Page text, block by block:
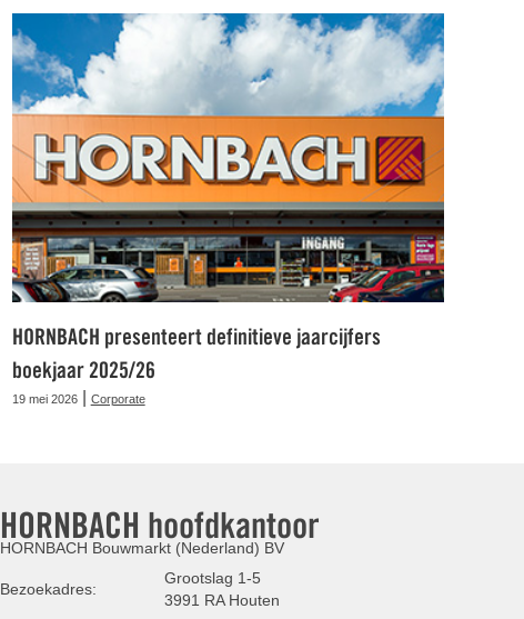
HORNBACH presenteert definitieve jaarcijfers
boekjaar 2025/26
19 mei 2026| Corporate
HORNBACH hoofdkantoor
HORNBACH Bouwmarkt (Nederland) BV
Bezoekadres:
Grootslag 1-5
3991 RA Houten